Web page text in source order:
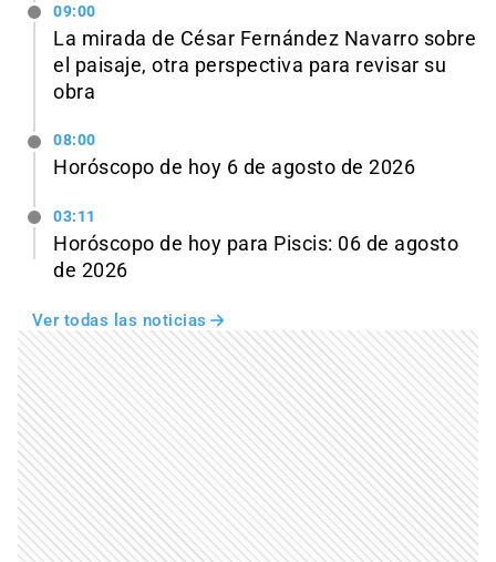
09:00
La mirada de César Fernández Navarro sobre
el paisaje, otra perspectiva para revisar su
obra
08:00
Horóscopo de hoy 6 de agosto de 2026
03:11
Horóscopo de hoy para Piscis: 06 de agosto
de 2026
Ver todas las noticias